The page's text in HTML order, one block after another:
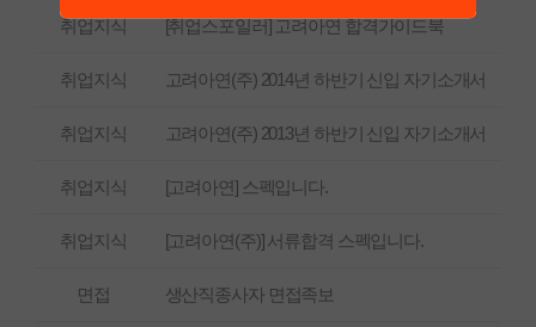
취업지식 [취업스포일러] 고려아연 합격가이드북
취업지식 고려아연(주) 2014년 하반기 신입 자기소개서
취업지식 고려아연(주) 2013년 하반기 신입 자기소개서
취업지식 [고려아연] 스펙입니다.
취업지식 [고려아연(주)] 서류합격 스펙입니다.
면접 생산직종사자 면접족보